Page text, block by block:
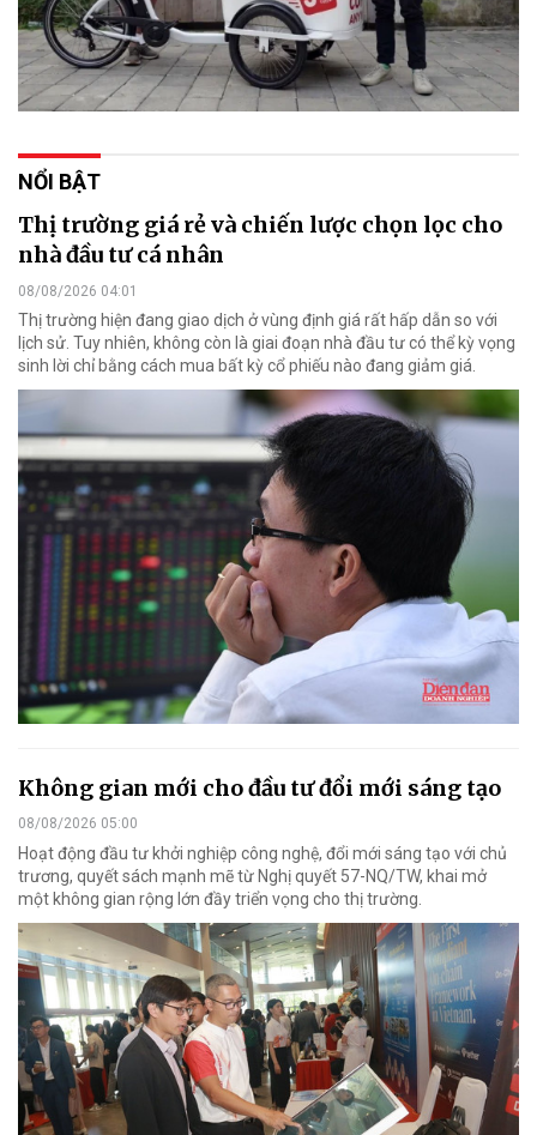
NỔI BẬT
Thị trường giá rẻ và chiến lược chọn lọc cho
nhà đầu tư cá nhân
08/08/2026 04:01
Thị trường hiện đang giao dịch ở vùng định giá rất hấp dẫn so với
lịch sử. Tuy nhiên, không còn là giai đoạn nhà đầu tư có thể kỳ vọng
sinh lời chỉ bằng cách mua bất kỳ cổ phiếu nào đang giảm giá.
Không gian mới cho đầu tư đổi mới sáng tạo
08/08/2026 05:00
Hoạt động đầu tư khởi nghiệp công nghệ, đổi mới sáng tạo với chủ
trương, quyết sách mạnh mẽ từ Nghị quyết 57-NQ/TW, khai mở
một không gian rộng lớn đầy triển vọng cho thị trường.